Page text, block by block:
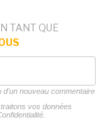
TANT QUE
nouveau commentaire
vos données